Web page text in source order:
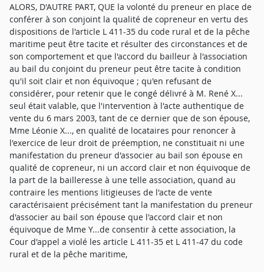
ALORS, D'AUTRE PART, QUE la volonté du preneur en place de
conférer à son conjoint la qualité de copreneur en vertu des
dispositions de l'article L 411-35 du code rural et de la pêche
maritime peut être tacite et résulter des circonstances et de
son comportement et que l'accord du bailleur à l'association
au bail du conjoint du preneur peut être tacite à condition
qu'il soit clair et non équivoque ; qu'en refusant de
considérer, pour retenir que le congé délivré à M. René X...
seul était valable, que l'intervention à l'acte authentique de
vente du 6 mars 2003, tant de ce dernier que de son épouse,
Mme Léonie X..., en qualité de locataires pour renoncer à
l'exercice de leur droit de préemption, ne constituait ni une
manifestation du preneur d'associer au bail son épouse en
qualité de copreneur, ni un accord clair et non équivoque de
la part de la bailleresse à une telle association, quand au
contraire les mentions litigieuses de l'acte de vente
caractérisaient précisément tant la manifestation du preneur
d'associer au bail son épouse que l'accord clair et non
équivoque de Mme Y...de consentir à cette association, la
Cour d'appel a violé les article L 411-35 et L 411-47 du code
rural et de la pêche maritime,